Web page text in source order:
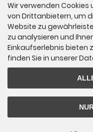
Newsletter-Anmeldung
Der Newsletter kann jederzeit hier
Wir verwenden
von Drittanbietern, um
Website zu
zu analysieren und
Einkaufserlebnis bieten
finden Sie in unserer